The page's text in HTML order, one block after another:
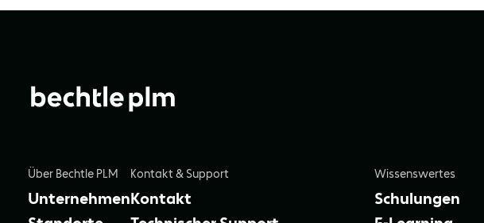
Über Bechtle PLM
Unternehmen
Kontakt & Support
Kontakt
Wissenswertes
Schulungen